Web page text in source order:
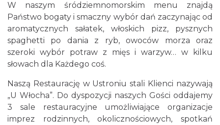
W naszym śródziemnomorskim menu znajdą
Państwo bogaty i smaczny wybór dań zaczynając od
aromatycznych sałatek, włoskich pizz, pysznych
spaghetti po dania z ryb, owoców morza oraz
szeroki wybór potraw z mięs i warzyw… w kilku
słowach dla Każdego coś.
Naszą Restaurację w Ustroniu stali Klienci nazywają
„U Włocha”. Do dyspozycji naszych Gości oddajemy
3 sale restauracyjne umożliwiające organizacje
imprez rodzinnych, okolicznościowych, spotkań